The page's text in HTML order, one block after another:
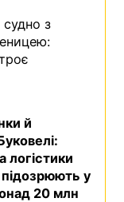
судно з
й
логістики
у
20 млн